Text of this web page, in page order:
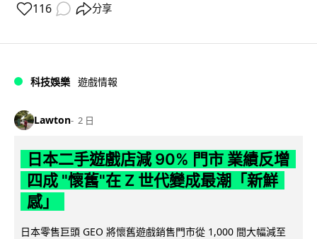
116 分享
科技娛樂 遊戲情報
Lawton 2 日
日本二手遊戲店減 90% 門市 業績反增
四成 "懷舊"在 Z 世代變成最潮「新鮮
感」
日本零售巨頭 GEO 將懷舊遊戲銷售門市從 1,000 間大幅減至